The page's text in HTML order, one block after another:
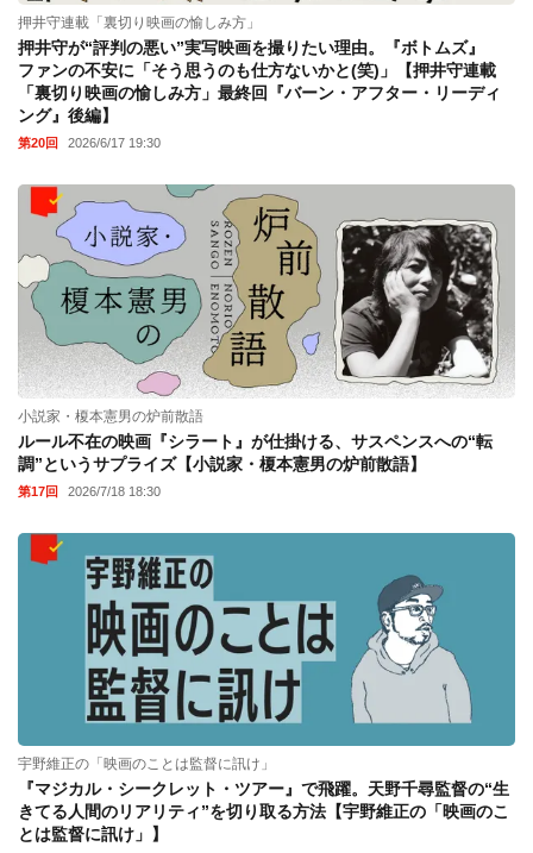
押井守連載「裏切り映画の愉しみ方」
押井守が“評判の悪い”実写映画を撮りたい理由。『ボトムズ』
ファンの不安に「そう思うのも仕方ないかと(笑)」【押井守連載
「裏切り映画の愉しみ方」最終回『バーン・アフター・リーディ
ング』後編】
第20回 2026/6/17 19:30
小説家・榎本憲男の炉前散語
ルール不在の映画『シラート』が仕掛ける、サスペンスへの“転
調”というサプライズ【小説家・榎本憲男の炉前散語】
第17回 2026/7/18 18:30
宇野維正の「映画のことは監督に訊け」
『マジカル・シークレット・ツアー』で飛躍。天野千尋監督の“生
きてる人間のリアリティ”を切り取る方法【宇野維正の「映画のこ
とは監督に訊け」】